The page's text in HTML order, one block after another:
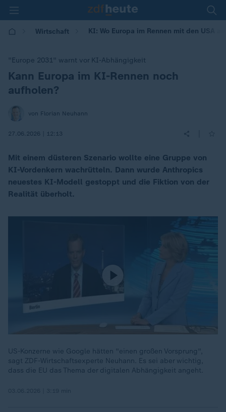
Wirtschaft KI: Wo Europa im Rennen mit den USA
"Europe 2031" warnt vor KI-Abhängigkeit
:Kann Europa im KI-Rennen noch
aufholen?
von Florian Neuhann
27.06.2026 | 12:13
Mit einem düsteren Szenario wollte eine Gruppe von
KI-Vordenkern wachrütteln. Dann wurde Anthropics
neuestes KI-Modell gestoppt und die Fiktion von der
Realität überholt.
US-Konzerne wie Google hätten "einen großen Vorsprung",
sagt ZDF-Wirtschaftsexperte Neuhann. Es sei aber wichtig,
dass die EU das Thema der digitalen Abhängigkeit angeht.